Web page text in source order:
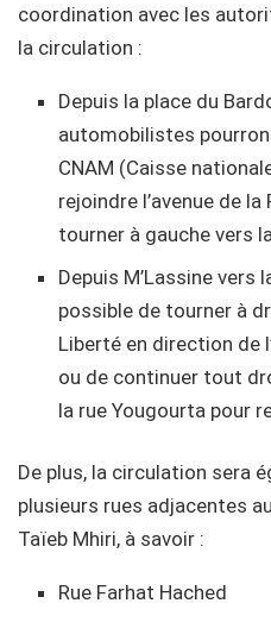
coordination avec les
la circulation :
Depuis la place du
automobilistes
CNAM (Caisse
rejoindre l’avenue de
tourner à gauche vers
Depuis M’Lassine vers
possible de tourner à
Liberté en direction de
ou de continuer tout
la rue Yougourta pour
De plus, la circulation sera
plusieurs rues adjacentes
Taïeb Mhiri, à savoir :
Rue Farhat Hached